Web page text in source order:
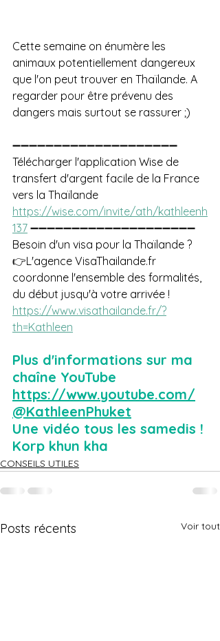
Cette semaine on énumère les
animaux potentiellement dangereux
que l'on peut trouver en Thaïlande. A
regarder pour être prévenu des
dangers mais surtout se rassurer ;)
➖➖➖➖➖➖➖➖➖➖➖➖➖➖➖➖➖➖➖➖
Télécharger l'application Wise de
transfert d'argent facile de la France
vers la Thaïlande
https://wise.com/invite/ath/kathleenh
137 ➖➖➖➖➖➖➖➖➖➖➖➖➖➖➖➖➖➖➖➖
Besoin d'un visa pour la Thaïlande ?
👉L'agence VisaThailande.fr
coordonne l'ensemble des formalités,
du début jusqu'à votre arrivée !
https://www.visathailande.fr/?
th=Kathleen
Plus d'informations sur ma
chaîne YouTube
https://www.youtube.com/
@KathleenPhuket
Une vidéo tous les samedis !
Korp khun kha
CONSEILS UTILES
Posts récents Voir tout